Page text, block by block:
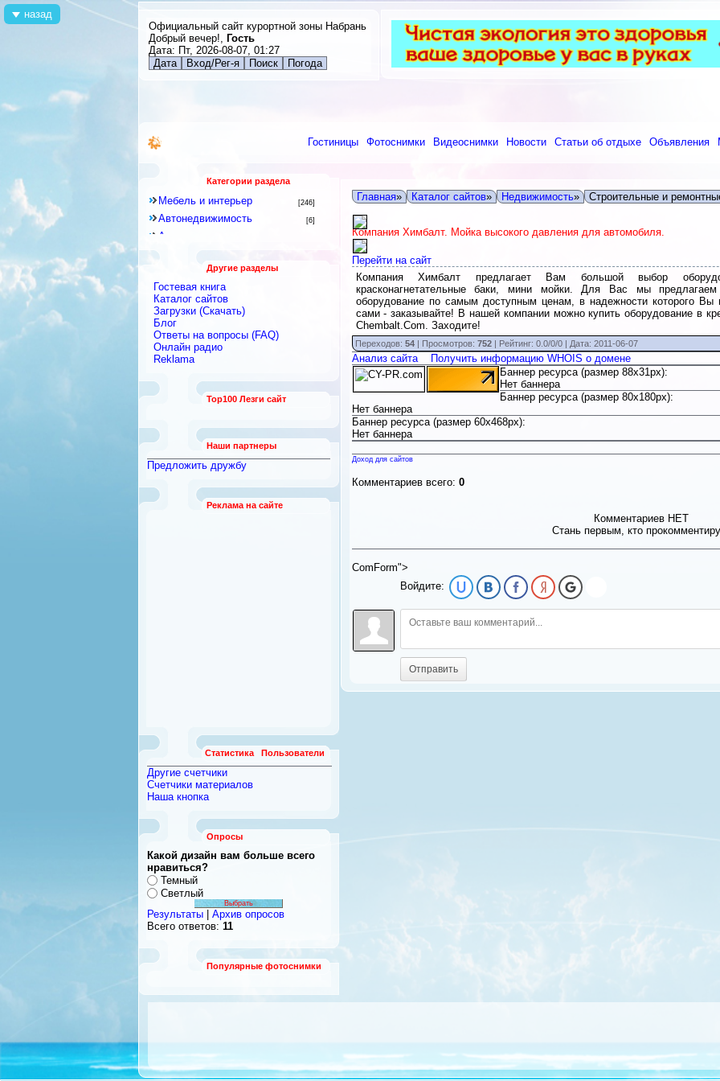
Официальный сайт курортной зоны Набрань
Добрый вечер!, Гость
Дата: Пт, 2026-08-07, 01:27
Дата
Вход/Рег-я Поиск Погода
Гостиницы Фотоснимки Видеоснимки Новости Статьи об отдыхе Объявления
Категории раздела
Мебель и интерьер [246]
Автонедвижимость [6]
Аренда квартир и комнат
Строительное оборудование
Перевозки
Посуточная аренда
Ремонтные и строительные
материалы
Строительные и ремонтные
работы
Безопасность и охрана
Бытовая техника
Другие разделы
Гостевая книга
Каталог сайтов
Загрузки (Скачать)
Блог
Ответы на вопросы (FAQ)
Онлайн радио
Reklama
Top100 Лезги сайт
Наши партнеры
Предложить дружбу
Реклама на сайте
Статистика Пользователи
Другие счетчики
Счетчики материалов
Наша кнопка
Опросы
Какой дизайн вам больше всего
нравиться?
Темный
Светлый
Результаты
Архив опросов
Всего ответов: 11
Популярные фотоснимки
Главная» Каталог сайтов» Недвижимость» Строительные и
Компания Химбалт. Мойка высокого давления для автомобиля.
Перейти на сайт
Компания Химбалт предлагает Вам большой выбор
красконагнетательные баки, мини мойки. Для Вас мы
оборудование по самым доступным ценам, в надежности которого
сами - заказывайте! В нашей компании можно купить оборудование в
Chembalt.Com. Заходите!
Переходов: 54| Просмотров: 752| Рейтинг: 0.0/0/0 | Дата: 2011-06-07
Анализ сайта
Получить информацию WHOIS о домене
Баннер ресурса (размер 88x31px):
Нет баннера
Баннер ресурса (размер 80x180px):
Нет баннера
Баннер ресурса (размер 60x468px):
Нет баннера
Доход для сайтов
Комментариев всего: 0
Комментариев НЕТ
Стань первым, кто
ComForm">
Войдите:
Отправить
назад